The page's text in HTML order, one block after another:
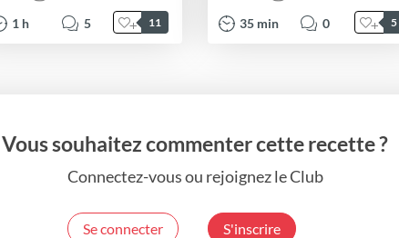
1 h 5 11 35 min 0 5
Vous souhaitez commenter cette recette ?
Connectez-vous ou rejoignez le Club
Se connecter S'inscrire